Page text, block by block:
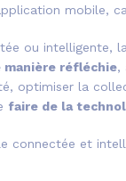
mobile,
ou intelligente,
réfléchie,
optimiser la
faire de la
connectée et